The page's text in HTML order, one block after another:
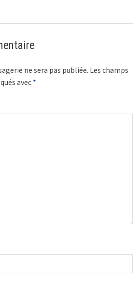
ne sera pas publiée. Les champs
avec *